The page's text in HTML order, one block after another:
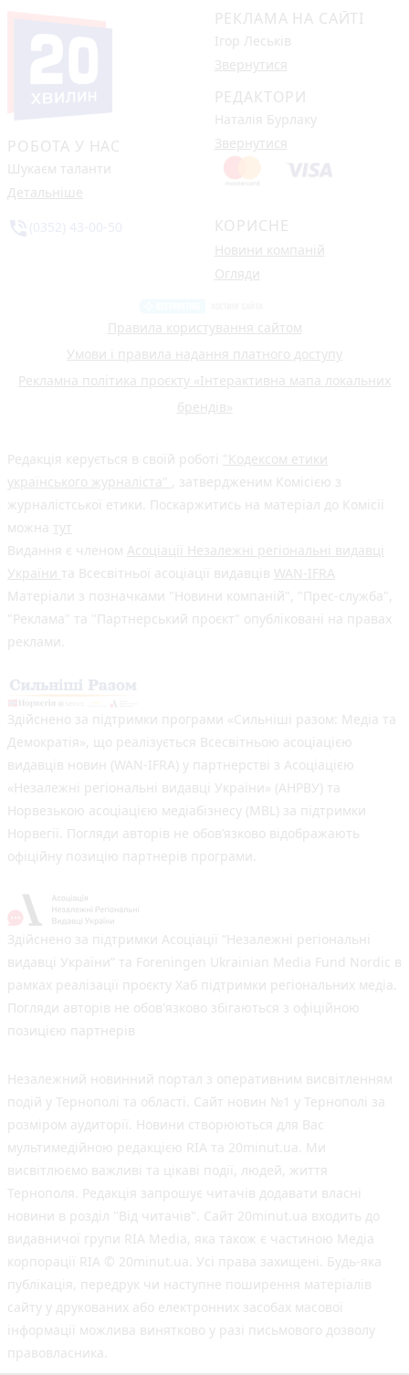
РОБОТА У НАС
Шукаєм таланти
Детальніше
РЕКЛАМА НА САЙТІ
Ігор Леськів
Звернутися
РЕДАКТОРИ
Наталія Бурлаку
Звернутися
КОРИСНЕ
Новини компаній
Огляди
Правила користування сайтом
Умови і правила надання платного доступу
Рекламна політика проєкту «Інтерактивна мапа локальних
брендів»
Редакція керується в своїй роботі "Кодексом етики
українського журналіста" , затвердженим Комісією з
журналістської етики. Поскаржитись на матеріал до Комісії
можна тут
Видання є членом Асоціації Незалежні регіональні видавці
України та Всесвітньої асоціації видавців WAN-IFRA
Матеріали з позначками "Новини компаній", "Прес-служба",
"Реклама" та "Партнерський проєкт" опубліковані на правах
реклами.
Здійснено за підтримки програми «Сильніші разом: Медіа та
Демократія», що реалізується Всесвітньою асоціацією
видавців новин (WAN-IFRA) у партнерстві з Асоціацією
«Незалежні регіональні видавці України» (АНРВУ) та
Норвезькою асоціацією медіабізнесу (MBL) за підтримки
Норвегії. Погляди авторів не обов’язково відображають
офіційну позицію партнерів програми.
Здійснено за підтримки Асоціації “Незалежні регіональні
видавці України” та Foreningen Ukrainian Media Fund Nordic в
рамках реалізації проєкту Хаб підтримки регіональних медіа.
Погляди авторів не обов'язково збігаються з офіційною
позицією партнерів
Незалежний новинний портал з оперативним висвітленням
подій у Тернополі та області. Сайт новин №1 у Тернополі за
розміром аудиторії. Новини створюються для Вас
мультимедійною редакцією RIA та 20minut.ua. Ми
висвітлюємо важливі та цікаві події, людей, життя
Тернополя. Редакція запрошує читачів додавати власні
новини в розділ "Від читачів". Сайт 20minut.ua входить до
видавничої групи RIA Media, яка також є частиною Медіа
корпорації RIA © 20minut.ua. Усі права захищені. Будь-яка
публiкацiя, передрук чи наступне поширення матеріалів
сайту у друкованих або електронних засобах масової
інформації можлива винятково у разі письмового дозволу
правовласника.